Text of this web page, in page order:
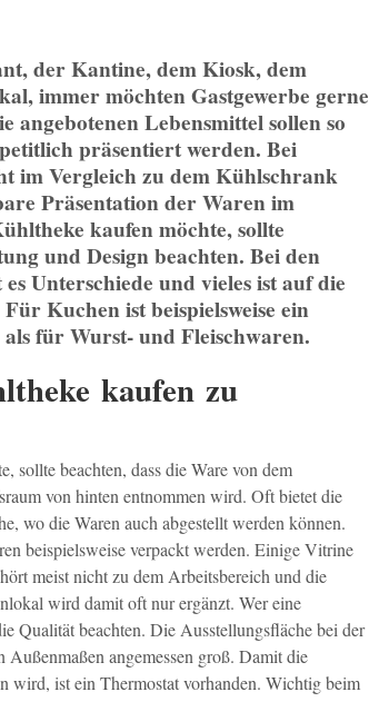
der Kantine, dem Kiosk, dem
immer möchten Gastgewerbe gerne
angebotenen Lebensmittel sollen so
präsentiert werden. Bei
im Vergleich zu dem Kühlschrank
Präsentation der Waren im
kaufen möchte, sollte
und Design beachten. Bei den
Unterschiede und vieles ist auf die
Kuchen ist beispielsweise ein
für Wurst- und Fleischwaren.
kaufen zu
sollte beachten, dass die Ware von dem
von hinten entnommen wird. Oft bietet die
wo die Waren auch abgestellt werden können.
beispielsweise verpackt werden. Einige Vitrine
meist nicht zu dem Arbeitsbereich und die
wird damit oft nur ergänzt. Wer eine
Qualität beachten. Die Ausstellungsfläche bei der
angemessen groß. Damit die
wird, ist ein Thermostat vorhanden. Wichtig beim